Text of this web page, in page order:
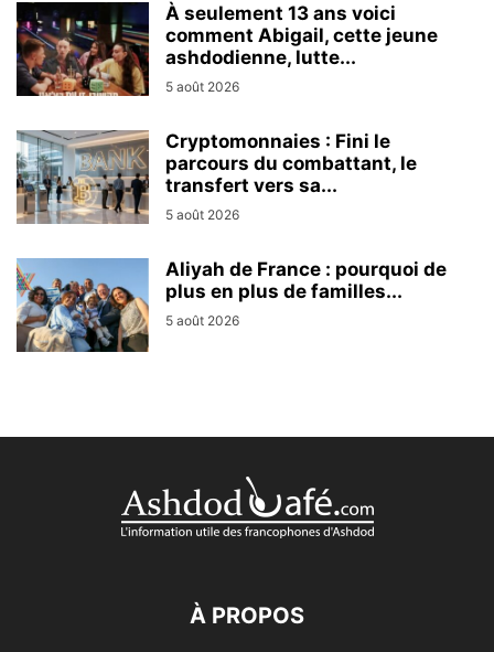
À seulement 13 ans voici
comment Abigail, cette jeune
ashdodienne, lutte...
5 août 2026
Cryptomonnaies : Fini le
parcours du combattant, le
transfert vers sa...
5 août 2026
Aliyah de France : pourquoi de
plus en plus de familles...
5 août 2026
À PROPOS